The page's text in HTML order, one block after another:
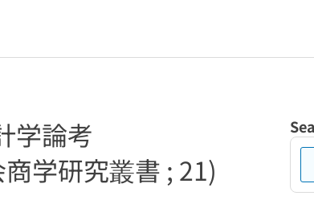
学論考
学研究叢書 ; 21)